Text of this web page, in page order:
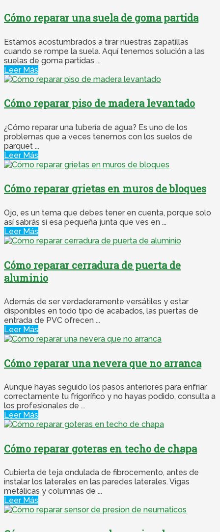
Cómo reparar una suela de goma partida
Estamos acostumbrados a tirar nuestras zapatillas
cuando se rompe la suela. Aquí tenemos solución a las
suelas de goma partidas ...
Leer Más
Cómo reparar piso de madera levantado
¿Cómo reparar una tubería de agua? Es uno de los
problemas que a veces tenemos con los suelos de
parquet ...
Leer Más
Cómo reparar grietas en muros de bloques
Ojo, es un tema que debes tener en cuenta, porque solo
así sabrás si esa pequeña junta que ves en ...
Leer Más
Cómo reparar cerradura de puerta de
aluminio
Además de ser verdaderamente versátiles y estar
disponibles en todo tipo de acabados, las puertas de
entrada de PVC ofrecen ...
Leer Más
Cómo reparar una nevera que no arranca
Aunque hayas seguido los pasos anteriores para enfriar
correctamente tu frigorífico y no hayas podido, consulta a
los profesionales de ...
Leer Más
Cómo reparar goteras en techo de chapa
Cubierta de teja ondulada de fibrocemento, antes de
instalar los laterales en las paredes laterales. Vigas
metálicas y columnas de ...
Leer Más